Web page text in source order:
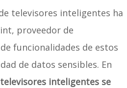
televisores inteligentes ha
proveedor de
funcionalidades de estos
de datos sensibles. En
inteligentes se